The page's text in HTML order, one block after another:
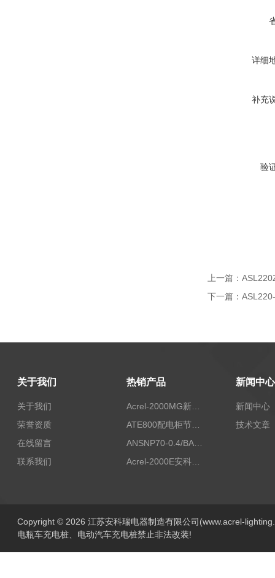
详细
补充
验
上一篇：
下一篇：
关于我们
关于我们
荣誉资质
在线留言
联系我们
热销产品
Acrel-2000MG新能源消纳安科瑞微电网能量管理系统
ATE800配电柜节点无线测温/表带捆绑/无源感应取电
ANSNP70-0.4/BANSNP中线安防保护器 治理三相不平衡
Acrel-2000E安科瑞Acrel配电室综合监控系统
新闻中心
新闻中心
技术文章
Copyright © 2026 江苏安科瑞电器制造有限公司(www.acrel-
电瓶车充电桩、电动汽车充电桩禁止非法改装!